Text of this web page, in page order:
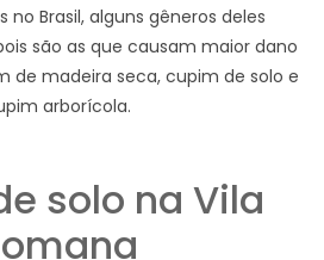
no Brasil, alguns gêneros deles
são as que causam maior dano
de madeira seca, cupim de solo e
arborícola.
solo na Vila